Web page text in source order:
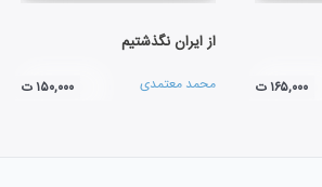
۱۶۵,۰۰۰ ت
از ایران نگذشتیم
محمد معتمدی ۱۵۰,۰۰۰ ت